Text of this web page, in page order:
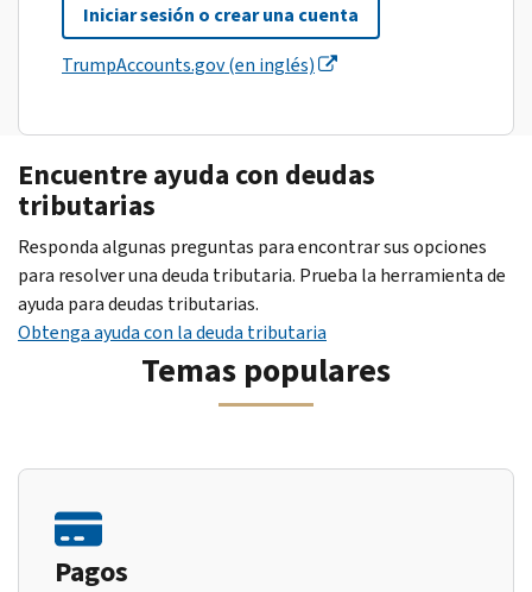
Iniciar sesión o crear una cuenta
TrumpAccounts.gov (en inglés)
Encuentre ayuda con deudas
tributarias
Responda algunas preguntas para encontrar sus opciones
para resolver una deuda tributaria. Prueba la herramienta de
ayuda para deudas tributarias.
Obtenga ayuda con la deuda tributaria
Temas populares
Pagos